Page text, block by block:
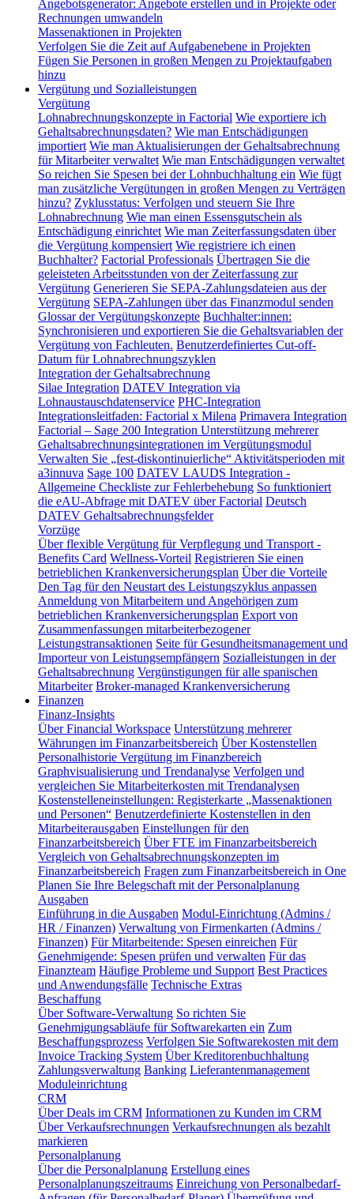
Angebotsgenerator: Angebote erstellen und in Projekte oder
Rechnungen umwandeln
Massenaktionen in Projekten
Verfolgen Sie die Zeit auf Aufgabenebene in Projekten
Fügen Sie Personen in großen Mengen zu Projektaufgaben
hinzu
Vergütung und Sozialleistungen
Vergütung
Lohnabrechnungskonzepte in Factorial Wie exportiere ich
Gehaltsabrechnungsdaten? Wie man Entschädigungen
importiert Wie man Aktualisierungen der Gehaltsabrechnung
für Mitarbeiter verwaltet Wie man Entschädigungen verwaltet
So reichen Sie Spesen bei der Lohnbuchhaltung ein Wie fügt
man zusätzliche Vergütungen in großen Mengen zu Verträgen
hinzu? Zyklusstatus: Verfolgen und steuern Sie Ihre
Lohnabrechnung Wie man einen Essensgutschein als
Entschädigung einrichtet Wie man Zeiterfassungsdaten über
die Vergütung kompensiert Wie registriere ich einen
Buchhalter? Factorial Professionals Übertragen Sie die
geleisteten Arbeitsstunden von der Zeiterfassung zur
Vergütung Generieren Sie SEPA-Zahlungsdateien aus der
Vergütung SEPA-Zahlungen über das Finanzmodul senden
Glossar der Vergütungskonzepte Buchhalter:innen:
Synchronisieren und exportieren Sie die Gehaltsvariablen der
Vergütung von Fachleuten. Benutzerdefiniertes Cut-off-
Datum für Lohnabrechnungszyklen
Integration der Gehaltsabrechnung
Silae Integration DATEV Integration via
Lohnaustauschdatenservice PHC-Integration
Integrationsleitfaden: Factorial x Milena Primavera Integration
Factorial – Sage 200 Integration Unterstützung mehrerer
Gehaltsabrechnungsintegrationen im Vergütungsmodul
Verwalten Sie „fest-diskontinuierliche“ Aktivitätsperioden mit
a3innuva Sage 100 DATEV LAUDS Integration -
Allgemeine Checkliste zur Fehlerbehebung So funktioniert
die eAU-Abfrage mit DATEV über Factorial Deutsch
DATEV Gehaltsabrechnungsfelder
Vorzüge
Über flexible Vergütung für Verpflegung und Transport -
Benefits Card Wellness-Vorteil Registrieren Sie einen
betrieblichen Krankenversicherungsplan Über die Vorteile
Den Tag für den Neustart des Leistungszyklus anpassen
Anmeldung von Mitarbeitern und Angehörigen zum
betrieblichen Krankenversicherungsplan Export von
Zusammenfassungen mitarbeiterbezogener
Leistungstransaktionen Seite für Gesundheitsmanagement und
Importeur von Leistungsempfängern Sozialleistungen in der
Gehaltsabrechnung Vergünstigungen für alle spanischen
Mitarbeiter Broker-managed Krankenversicherung
Finanzen
Finanz-Insights
Über Financial Workspace Unterstützung mehrerer
Währungen im Finanzarbeitsbereich Über Kostenstellen
Personalhistorie Vergütung im Finanzbereich
Graphvisualisierung und Trendanalyse Verfolgen und
vergleichen Sie Mitarbeiterkosten mit Trendanalysen
Kostenstelleneinstellungen: Registerkarte „Massenaktionen
und Personen“ Benutzerdefinierte Kostenstellen in den
Mitarbeiterausgaben Einstellungen für den
Finanzarbeitsbereich Über FTE im Finanzarbeitsbereich
Vergleich von Gehaltsabrechnungskonzepten im
Finanzarbeitsbereich Fragen zum Finanzarbeitsbereich in One
Planen Sie Ihre Belegschaft mit der Personalplanung
Ausgaben
Einführung in die Ausgaben Modul-Einrichtung (Admins /
HR / Finanzen) Verwaltung von Firmenkarten (Admins /
Finanzen) Für Mitarbeitende: Spesen einreichen Für
Genehmigende: Spesen prüfen und verwalten Für das
Finanzteam Häufige Probleme und Support Best Practices
und Anwendungsfälle Technische Extras
Beschaffung
Über Software-Verwaltung So richten Sie
Genehmigungsabläufe für Softwarekarten ein Zum
Beschaffungsprozess Verfolgen Sie Softwarekosten mit dem
Invoice Tracking System Über Kreditorenbuchhaltung
Zahlungsverwaltung Banking Lieferantenmanagement
Moduleinrichtung
CRM
Über Deals im CRM Informationen zu Kunden im CRM
Über Verkaufsrechnungen Verkaufsrechnungen als bezahlt
markieren
Personalplanung
Über die Personalplanung Erstellung eines
Personalplanungszeitraums Einreichung von Personalbedarf-